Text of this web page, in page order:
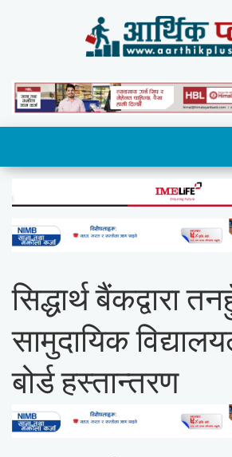
सिद्धार्थ बैंकद्वारा
सामुदायिक
बोर्ड हस्तान्तरण